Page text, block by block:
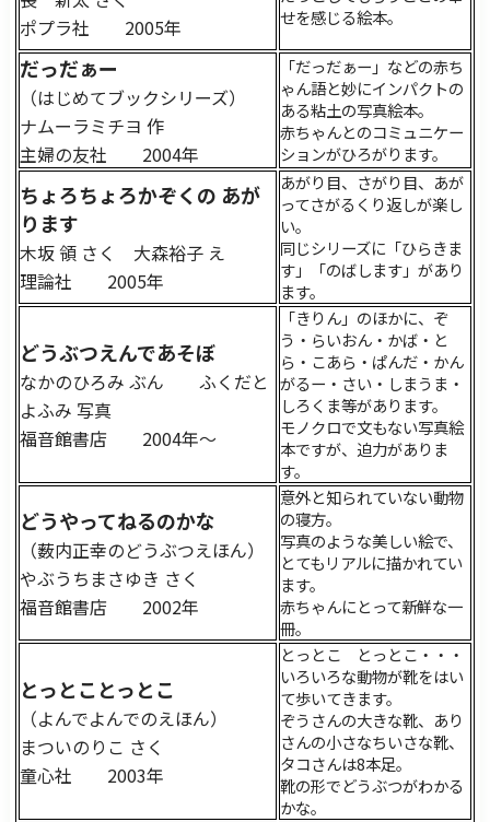
ポプラ社 2005年
せを感じる絵本。
だっだぁー
（はじめてブックシリーズ）
ナムーラミチヨ 作
主婦の友社 2004年
「だっだぁー」などの赤ち
ゃん語と妙にインパクトの
ある粘土の写真絵本。
赤ちゃんとのコミュニケー
ションがひろがります。
ちょろちょろかぞくの あが
ります
木坂 領 さく 大森裕子 え
理論社 2005年
あがり目、さがり目、あが
ってさがるくり返しが楽し
い。
同じシリーズに「ひらきま
す」「のばします」があり
ます。
どうぶつえんであそぼ
なかのひろみ ぶん ふくだと
よふみ 写真
福音館書店 2004年～
「きりん」のほかに、ぞ
う・らいおん・かば・と
ら・こあら・ぱんだ・かん
がるー・さい・しまうま・
しろくま等があります。
モノクロで文もない写真絵
本ですが、迫力がありま
す。
どうやってねるのかな
（薮内正幸のどうぶつえほん）
やぶうちまさゆき さく
福音館書店 2002年
意外と知られていない動物
の寝方。
写真のような美しい絵で、
とてもリアルに描かれてい
ます。
赤ちゃんにとって新鮮な一
冊。
とっとことっとこ
（よんでよんでのえほん）
まついのりこ さく
童心社 2003年
とっとこ とっとこ・・・
いろいろな動物が靴をはい
て歩いてきます。
ぞうさんの大きな靴、あり
さんの小さなちいさな靴、
タコさんは8本足。
靴の形でどうぶつがわかる
かな。